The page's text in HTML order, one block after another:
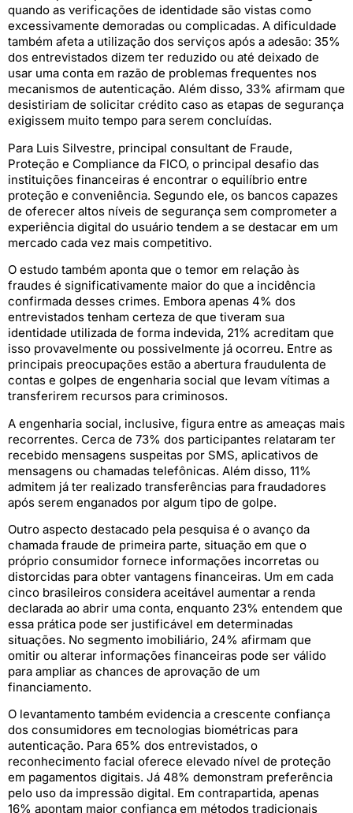
quando as verificações de identidade são vistas como
excessivamente demoradas ou complicadas. A dificuldade
também afeta a utilização dos serviços após a adesão: 35%
dos entrevistados dizem ter reduzido ou até deixado de
usar uma conta em razão de problemas frequentes nos
mecanismos de autenticação. Além disso, 33% afirmam que
desistiriam de solicitar crédito caso as etapas de segurança
exigissem muito tempo para serem concluídas.
Para Luis Silvestre, principal consultant de Fraude,
Proteção e Compliance da FICO, o principal desafio das
instituições financeiras é encontrar o equilíbrio entre
proteção e conveniência. Segundo ele, os bancos capazes
de oferecer altos níveis de segurança sem comprometer a
experiência digital do usuário tendem a se destacar em um
mercado cada vez mais competitivo.
O estudo também aponta que o temor em relação às
fraudes é significativamente maior do que a incidência
confirmada desses crimes. Embora apenas 4% dos
entrevistados tenham certeza de que tiveram sua
identidade utilizada de forma indevida, 21% acreditam que
isso provavelmente ou possivelmente já ocorreu. Entre as
principais preocupações estão a abertura fraudulenta de
contas e golpes de engenharia social que levam vítimas a
transferirem recursos para criminosos.
A engenharia social, inclusive, figura entre as ameaças mais
recorrentes. Cerca de 73% dos participantes relataram ter
recebido mensagens suspeitas por SMS, aplicativos de
mensagens ou chamadas telefônicas. Além disso, 11%
admitem já ter realizado transferências para fraudadores
após serem enganados por algum tipo de golpe.
Outro aspecto destacado pela pesquisa é o avanço da
chamada fraude de primeira parte, situação em que o
próprio consumidor fornece informações incorretas ou
distorcidas para obter vantagens financeiras. Um em cada
cinco brasileiros considera aceitável aumentar a renda
declarada ao abrir uma conta, enquanto 23% entendem que
essa prática pode ser justificável em determinadas
situações. No segmento imobiliário, 24% afirmam que
omitir ou alterar informações financeiras pode ser válido
para ampliar as chances de aprovação de um
financiamento.
O levantamento também evidencia a crescente confiança
dos consumidores em tecnologias biométricas para
autenticação. Para 65% dos entrevistados, o
reconhecimento facial oferece elevado nível de proteção
em pagamentos digitais. Já 48% demonstram preferência
pelo uso da impressão digital. Em contrapartida, apenas
16% apontam maior confiança em métodos tradicionais